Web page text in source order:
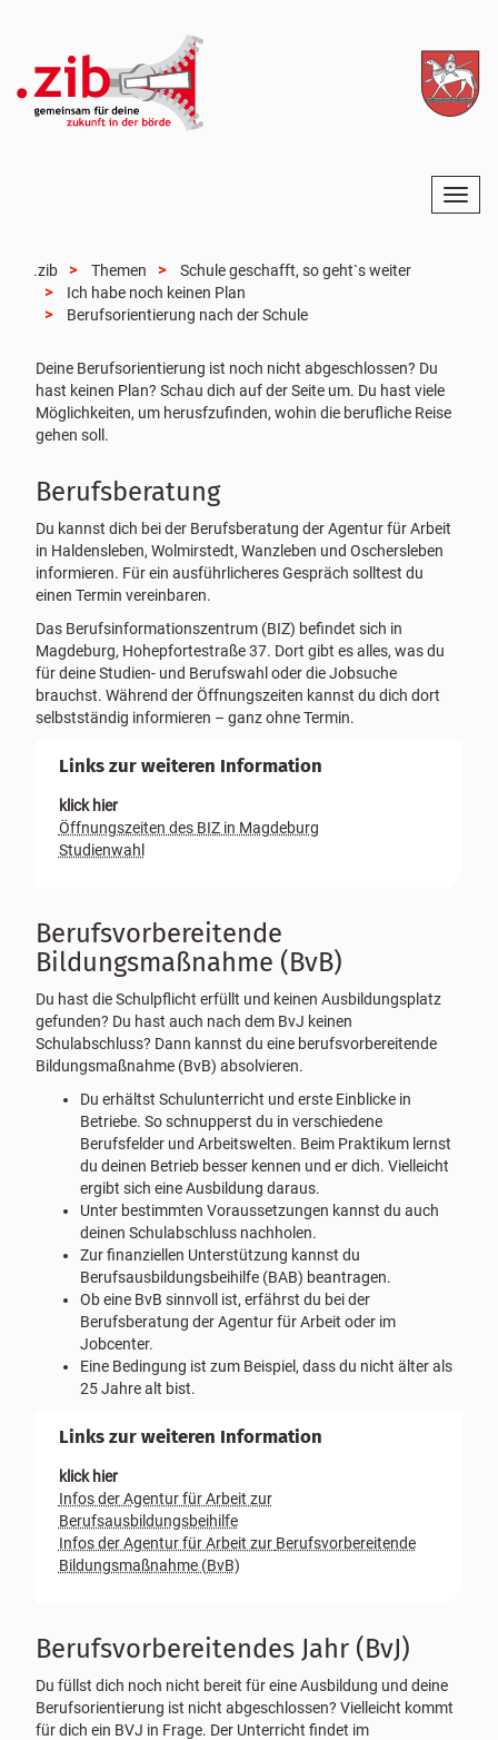
N
a
.zib Themen
Schule geschafft, so geht`s weiter
Ich habe noch keinen Plan
Berufsorientierung nach der Schule
Deine Berufsorientierung ist noch nicht abgeschlossen? Du
hast keinen Plan? Schau dich auf der Seite um. Du hast viele
Möglichkeiten, um herusfzufinden, wohin die berufliche Reise
gehen soll.
Berufsberatung
Du kannst dich bei der Berufsberatung der Agentur für Arbeit
in Haldensleben, Wolmirstedt, Wanzleben und Oschersleben
informieren. Für ein ausführlicheres Gespräch solltest du
einen Termin vereinbaren.
Das Berufsinformationszentrum (BIZ) befindet sich in
Magdeburg, Hohepfortestraße 37. Dort gibt es alles, was du
für deine Studien- und Berufswahl oder die Jobsuche
brauchst. Während der Öffnungszeiten kannst du dich dort
selbstständig informieren – ganz ohne Termin.
Links zur weiteren Information
klick hier
Öffnungszeiten des BIZ in Magdeburg
Studienwahl
Berufsvorbereitende
Bildungsmaßnahme (BvB)
Du hast die Schulpflicht erfüllt und keinen Ausbildungsplatz
gefunden? Du hast auch nach dem BvJ keinen
Schulabschluss? Dann kannst du eine berufsvorbereitende
Bildungsmaßnahme (BvB) absolvieren.
Du erhältst Schulunterricht und erste Einblicke in
Betriebe. So schnupperst du in verschiedene
Berufsfelder und Arbeitswelten. Beim Praktikum lernst
du deinen Betrieb besser kennen und er dich. Vielleicht
ergibt sich eine Ausbildung daraus.
Unter bestimmten Voraussetzungen kannst du auch
deinen Schulabschluss nachholen.
Zur finanziellen Unterstützung kannst du
Berufsausbildungsbeihilfe (BAB) beantragen.
Ob eine BvB sinnvoll ist, erfährst du bei der
Berufsberatung der Agentur für Arbeit oder im
Jobcenter.
Eine Bedingung ist zum Beispiel, dass du nicht älter als
25 Jahre alt bist.
Links zur weiteren Information
klick hier
Infos der Agentur für Arbeit zur
Berufsausbildungsbeihilfe
Infos der Agentur für Arbeit zur Berufsvorbereitende
Bildungsmaßnahme (BvB)
Berufsvorbereitendes Jahr (BvJ)
Du füllst dich noch nicht bereit für eine Ausbildung und deine
Berufsorientierung ist nicht abgeschlossen? Vielleicht kommt
für dich ein BVJ in Frage. Der Unterricht findet im